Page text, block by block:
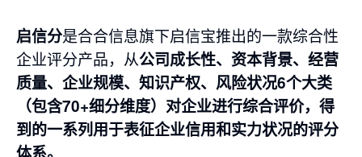
启信分是合合信息旗下启信宝推出的一款综合性
企业评分产品，从公司成长性、资本背景、经营
质量、企业规模、知识产权、风险状况6个大类
（包含70+细分维度）对企业进行综合评价，得
到的一系列用于表征企业信用和实力状况的评分